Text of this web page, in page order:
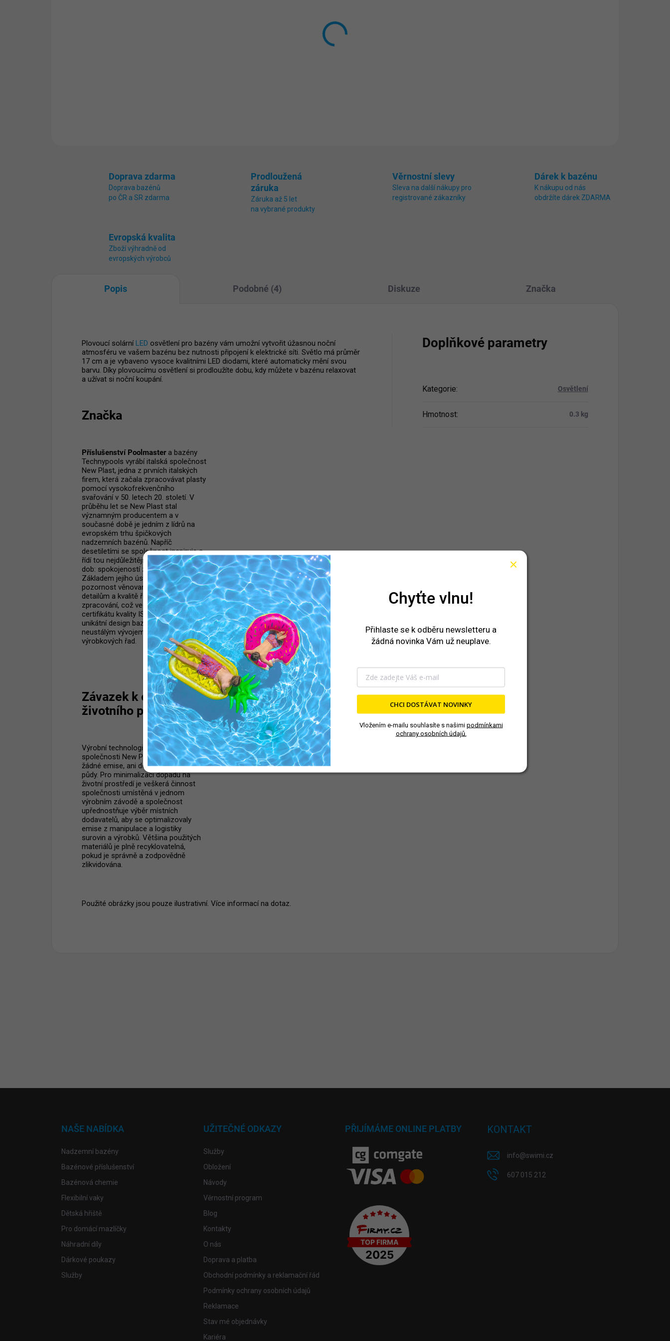
Doprava zdarma
Doprava bazénů
po ČR a SR zdarma
Prodloužená
záruka
Záruka až 5 let
na vybrané produkty
Věrnostní slevy
Sleva na další nákupy pro
registrované zákazníky
Dárek k bazénu
K nákupu od nás
obdržíte dárek ZDARMA
Evropská kvalita
Zboží výhradně od
evropských výrobců
Popis Podobné (4) Diskuze Značka
Plovoucí solárníLED osvětlení pro bazény vám umožní vytvořit úžasnou noční
atmosféru ve vašem bazénu bez nutnosti připojení k elektrické síti. Světlo má průměr
17 cm a je vybaveno vysoce kvalitními LED diodami, které automaticky mění svou
barvu. Díky plovoucímu osvětlení si prodloužíte dobu, kdy můžete v bazénu relaxovat
a užívat si noční koupání.
Značka
Příslušenství Poolmastera bazény
Technypools vyrábí italská společnost
New Plast, jedna z prvních italských
firem, která začala zpracovávat plasty
pomocí vysokofrekvenčního
svařování v 50. letech 20. století. V
průběhu let se New Plast stal
významným producentem a v
současné době je jedním z lídrů na
evropském trhu špičkových
nadzemních bazénů. Napříč
desetiletími se společnost inspiruje a
řídí tou nejdůležitější filozofií všech
dob: spokojeností zákazníků.
Základem jejího úspěchu je
pozornost věnovaná výběru surovin,
detailům a kvalitě řemeslného
zpracování, což vedlo k získání
certifikátu kvality ISO již v roce 1992, a
unikátní design bazénů spolu s
neustálým vývojem nových
výrobkových řad.
Závazek k ochraně
životního prostředí
Výrobní technologie a zařízení
společnosti New Plast neprodukuje
žádné emise, ani do ovzduší, ani do
půdy. Pro minimalizaci dopadu na
životní prostředí je veškerá činnost
společnosti umístěná v jednom
výrobním závodě a společnost
upřednostňuje výběr místních
dodavatelů, aby se optimalizovaly
emise z manipulace a logistiky
surovin a výrobků. Většina použitých
materiálů je plně recyklovatelná,
pokud je správně a zodpovědně
zlikvidována.
Použité obrázky jsou pouze ilustrativní. Více informací na dotaz.
Doplňkové parametry
Kategorie: Osvětlení
Hmotnost: 0.3 kg
NAŠE NABÍDKA
Nadzemní bazény
Bazénové příslušenství
Bazénová chemie
Flexibilní vaky
Dětská hřiště
Pro domácí mazlíčky
Náhradní díly
Dárkové poukazy
Služby
UŽITEČNÉ ODKAZY
Služby
Obložení
Návody
Věrnostní program
Blog
Kontakty
O nás
Doprava a platba
Obchodní podmínky a reklamační řád
Podmínky ochrany osobních údajů
Reklamace
Stav mé objednávky
Kariéra
PŘIJÍMÁME ONLINE PLATBY KONTAKT
info@swimi.cz
607 015 212
Chyťte vlnu!
Přihlaste se k odběru newsletteru a
žádná novinka Vám už neuplave.
CHCI DOSTÁVAT NOVINKY
Vložením e-mailu souhlasíte s našimi podmínkami
ochrany osobních údajů.